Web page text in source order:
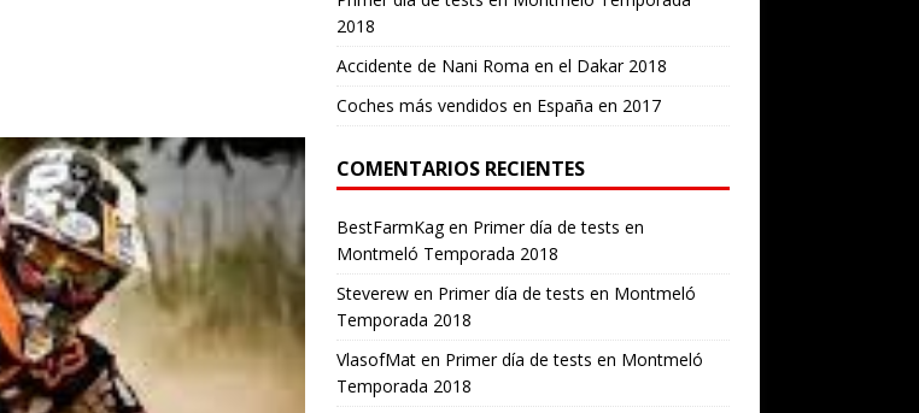
2018
Accidente de Nani Roma en el Dakar 2018
Coches más vendidos en España en 2017
COMENTARIOS RECIENTES
BestFarmKagen Primer día de tests en
Montmeló Temporada 2018
Steverewen Primer día de tests en Montmeló
Temporada 2018
VlasofMaten Primer día de tests en Montmeló
Temporada 2018